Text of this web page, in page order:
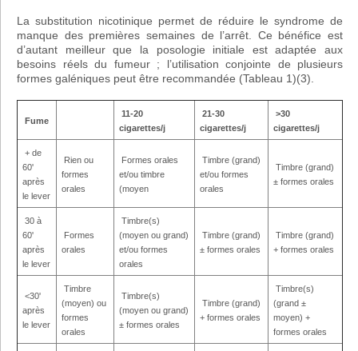
La substitution nicotinique permet de réduire le syndrome de
manque des premières semaines de l’arrêt. Ce bénéfice est
d’autant meilleur que la posologie initiale est adaptée aux
besoins réels du fumeur ; l’utilisation conjointe de plusieurs
formes galéniques peut être recommandée (Tableau 1)(3).
Fume
11-20
cigarettes/j
21-30
cigarettes/j
>30
cigarettes/j
+ de
60'
après
le lever
Rien ou
formes
orales
Formes orales
et/ou timbre
(moyen
Timbre (grand)
et/ou formes
orales
Timbre (grand)
± formes orales
30 à
60'
après
le lever
Formes
orales
Timbre(s)
(moyen ou grand)
et/ou formes
orales
Timbre (grand)
± formes orales
Timbre (grand)
+ formes orales
<30'
après
le lever
Timbre
(moyen) ou
formes
orales
Timbre(s)
(moyen ou grand)
± formes orales
Timbre (grand)
+ formes orales
Timbre(s)
(grand ±
moyen) +
formes orales